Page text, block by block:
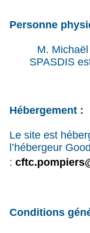
Personne
M.
SPASDIS
Hébergement :
Le site est
l’hébergeur
:
Conditions